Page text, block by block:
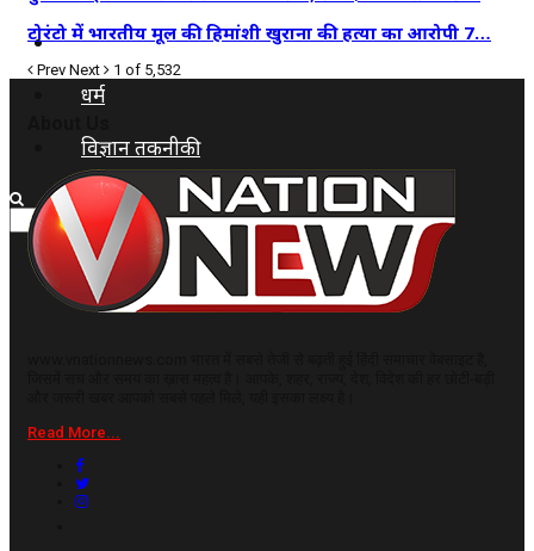
कृषि
धर्म
विज्ञान तकनीकी
टोरंटो में भारतीय मूल की हिमांशी खुराना की हत्या का आरोपी 7…
Prev Next 1 of 5,532
Read More...